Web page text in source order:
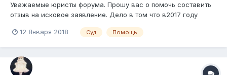
Уважаемые юристы форума. Прошу вас о помочь составить
отзыв на исковое заявление. Дело в том что в2017 году
тенге со сроком 31 день. Должна была вернуть 103 тысячи.
пошел на просрочк...
12 Января 2018 Суд Помощь